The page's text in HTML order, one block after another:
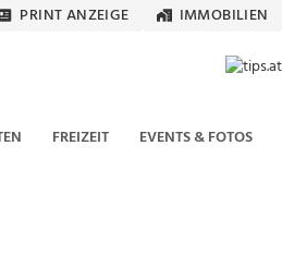
PRINT ANZEIGE IMMOBILIEN
FREIZEIT EVENTS & FOTOS